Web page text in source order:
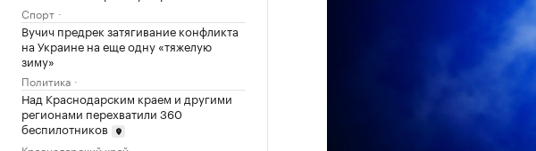
Спорт
Вучич предрек затягивание конфликта
на Украине на еще одну «тяжелую
зиму»
Политика
Над Краснодарским краем и другими
регионами перехватили 360
беспилотников